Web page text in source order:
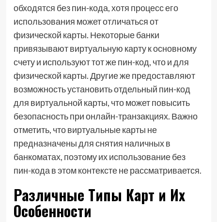
обходятся без пин-кода, хотя процесс его
использования может отличаться от
физической карты. Некоторые банки
привязывают виртуальную карту к основному
счету и используют тот же пин-код, что и для
физической карты. Другие же предоставляют
возможность установить отдельный пин-код
для виртуальной карты, что может повысить
безопасность при онлайн-транзакциях. Важно
отметить, что виртуальные карты не
предназначены для снятия наличных в
банкоматах, поэтому их использование без
пин-кода в этом контексте не рассматривается.
Различные Типы Карт и Их
Особенности